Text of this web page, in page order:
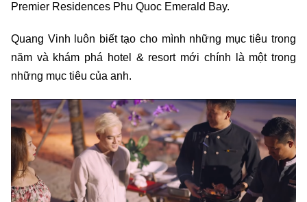
Premier Residences Phu Quoc Emerald Bay.
Quang Vinh luôn biết tạo cho mình những mục tiêu trong
năm và khám phá hotel & resort mới chính là một trong
những mục tiêu của anh.